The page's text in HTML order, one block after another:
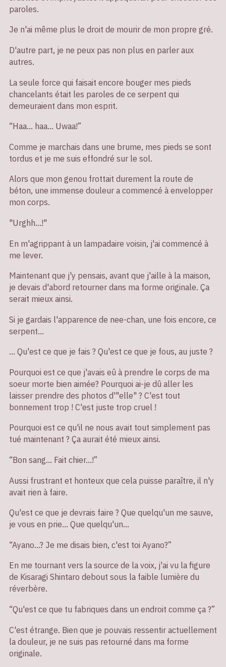
paroles.
Je n'ai même plus le droit de mourir de mon propre gré.
D'autre part, je ne peux pas non plus en parler aux
autres.
La seule force qui faisait encore bouger mes pieds
chancelants était les paroles de ce serpent qui
demeuraient dans mon esprit.
“Haa… haa… Uwaa!”
Comme je marchais dans une brume, mes pieds se sont
tordus et je me suis effondré sur le sol.
Alors que mon genou frottait durement la route de
béton, une immense douleur a commencé à envelopper
mon corps.
"Urghh...!"
En m'agrippant à un lampadaire voisin, j'ai commencé à
me lever.
Maintenant que j'y pensais, avant que j'aille à la maison,
je devais d'abord retourner dans ma forme originale. Ça
serait mieux ainsi.
Si je gardais l'apparence de nee-chan, une fois encore, ce
serpent…
… Qu'est ce que je fais ? Qu'est ce que je fous, au juste ?
Pourquoi est ce que j'avais eû à prendre le corps de ma
soeur morte bien aimée? Pourquoi ai-je dû aller les
laisser prendre des photos d'"elle" ? C'est tout
bonnement trop ! C'est juste trop cruel !
Pourquoi est ce qu'il ne nous avait tout simplement pas
tué maintenant ? Ça aurait été mieux ainsi.
“Bon sang… Fait chier…!”
Aussi frustrant et honteux que cela puisse paraître, il n'y
avait rien à faire.
Qu'est ce que je devrais faire ? Que quelqu'un me sauve,
je vous en prie… Que quelqu'un…
“Ayano…? Je me disais bien, c'est toi Ayano?”
En me tournant vers la source de la voix, j'ai vu la figure
de Kisaragi Shintaro debout sous la faible lumière du
réverbère.
“Qu'est ce que tu fabriques dans un endroit comme ça ?”
C'est étrange. Bien que je pouvais ressentir actuellement
la douleur, je ne suis pas retourné dans ma forme
originale.